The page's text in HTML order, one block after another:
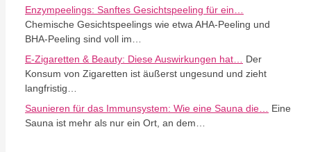
Enzympeelings: Sanftes Gesichtspeeling für ein…
Chemische Gesichtspeelings wie etwa AHA-Peeling und
BHA-Peeling sind voll im…
E-Zigaretten & Beauty: Diese Auswirkungen hat…
Der
Konsum von Zigaretten ist äußerst ungesund und zieht
langfristig…
Saunieren für das Immunsystem: Wie eine Sauna die…
Eine
Sauna ist mehr als nur ein Ort, an dem…